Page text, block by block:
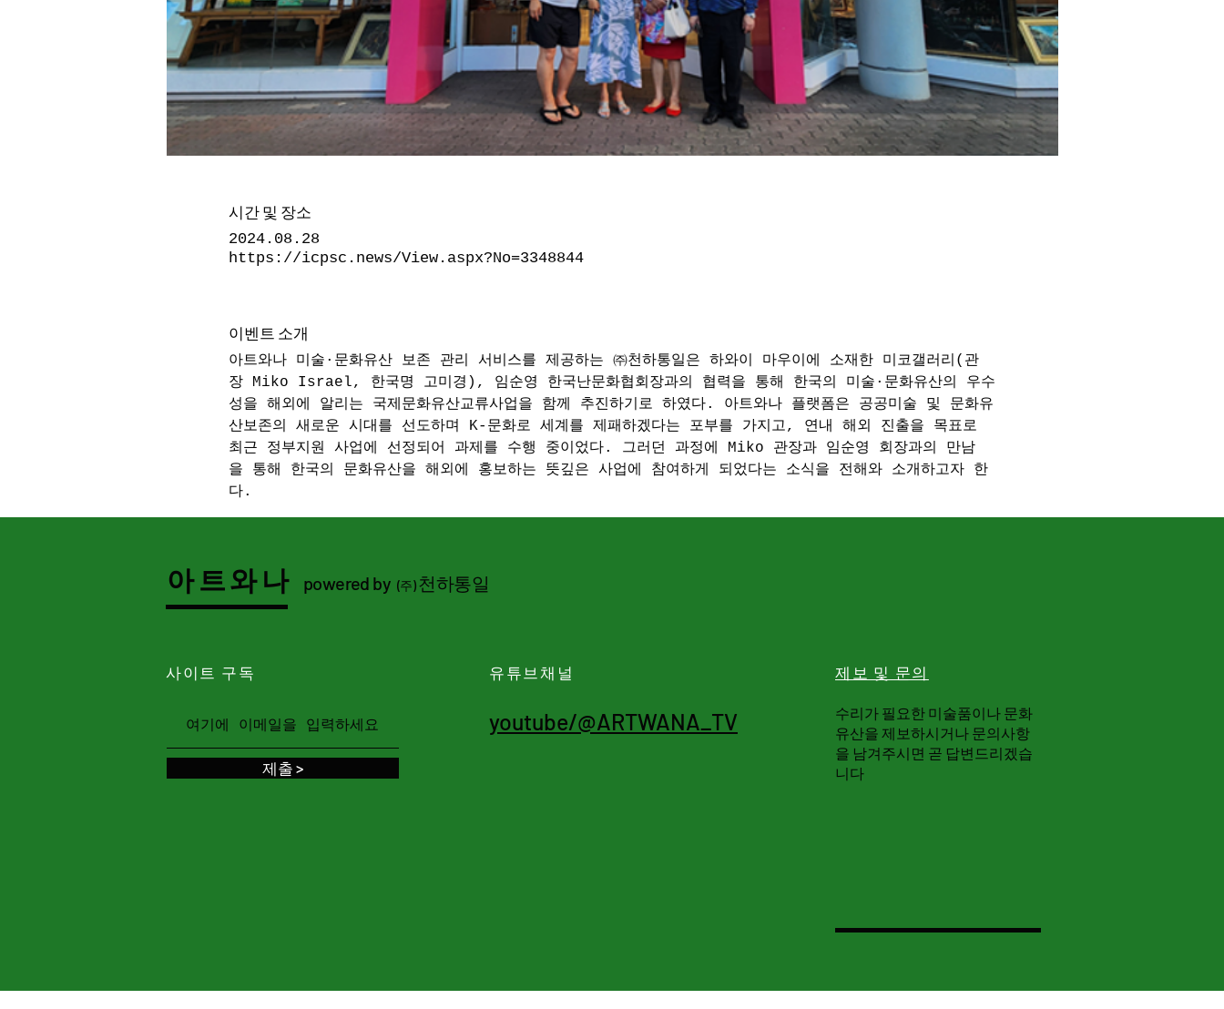
시간 및 장소
2024.08.28
https://icpsc.news/View.aspx?No=3348844
이벤트 소개
아트와나 미술·문화유산 보존 관리 서비스를 제공하는 ㈜천하통일은 하와이 마우이에 소재한 미코갤러리(관
장 Miko Israel, 한국명 고미경), 임순영 한국난문화협회장과의 협력을 통해 한국의 미술·문화유산의 우수
성을 해외에 알리는 국제문화유산교류사업을 함께 추진하기로 하였다. 아트와나 플랫폼은 공공미술 및 문화유
산보존의 새로운 시대를 선도하며 K-문화로 세계를 제패하겠다는 포부를 가지고, 연내 해외 진출을 목표로
최근 정부지원 사업에 선정되어 과제를 수행 중이었다. 그러던 과정에 Miko 관장과 임순영 회장과의 만남
을 통해 한국의 문화유산을 해외에 홍보하는 뜻깊은 사업에 참여하게 되었다는 소식을 전해와 소개하고자 한
다.
아트와나 powered by (주)천하통일
사이트 구독
제출 >
유튜브채널
youtube/@ARTWANA_TV
제보 및 문의
​수리가 필요한 미술품이나 문화
유산을 제보하시거나 문의사항
을 남겨주시면 곧 답변드리겠습
니다